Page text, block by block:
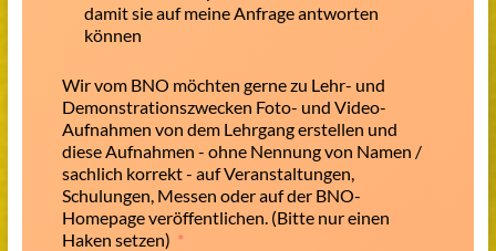
damit sie auf meine Anfrage antworten
können
Wir vom BNO möchten gerne zu Lehr- und
Demonstrationszwecken Foto- und Video-
Aufnahmen von dem Lehrgang erstellen und
diese Aufnahmen - ohne Nennung von Namen /
sachlich korrekt - auf Veranstaltungen,
Schulungen, Messen oder auf der BNO-
Homepage veröffentlichen. (Bitte nur einen
Haken setzen)